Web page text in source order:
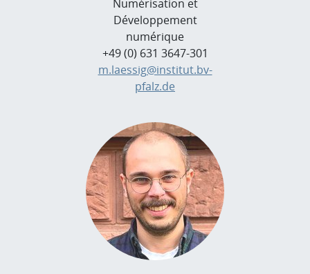
Numérisation et
Développement
numérique
+49 (0) 631 3647-301
m.laessig@institut.bv-
pfalz.de